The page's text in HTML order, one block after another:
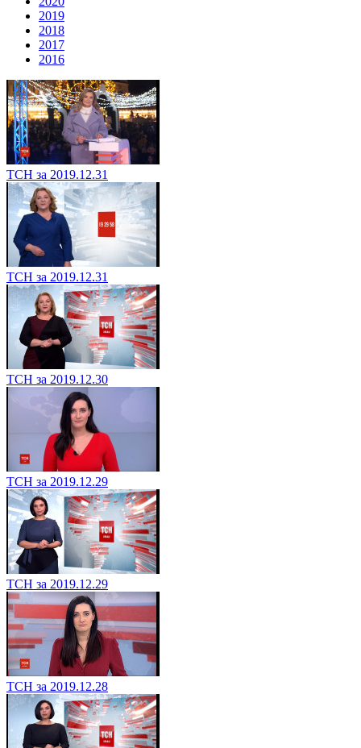
2019
2018
2017
2016
ТСН за 2019.12.31
ТСН за 2019.12.31
ТСН за 2019.12.30
ТСН за 2019.12.29
ТСН за 2019.12.29
ТСН за 2019.12.28